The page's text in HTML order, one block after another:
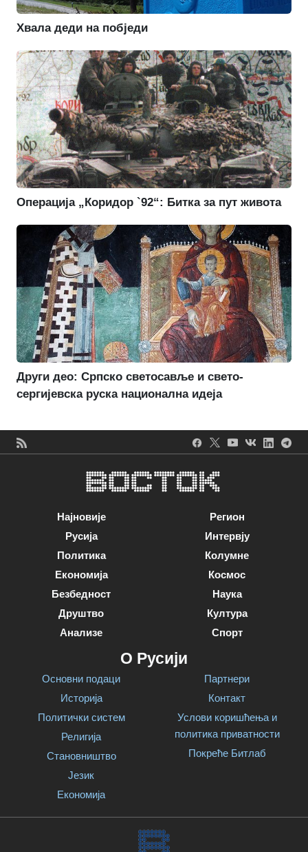
Хвала деди на побједи
Операција „Коридор `92“: Битка за пут живота
Други део: Српско светосавље и свето-
сергијевска руска национална идеја
Најновије
Русија
Политика
Економија
Безбедност
Друштво
Анализе
Регион
Интервју
Колумне
Космос
Наука
Култура
Спорт
О Русији
Основни подаци
Историја
Политички систем
Религија
Становништво
Језик
Економија
Партнери
Контакт
Услови коришћења и
политика приватности
Покреће Битлаб